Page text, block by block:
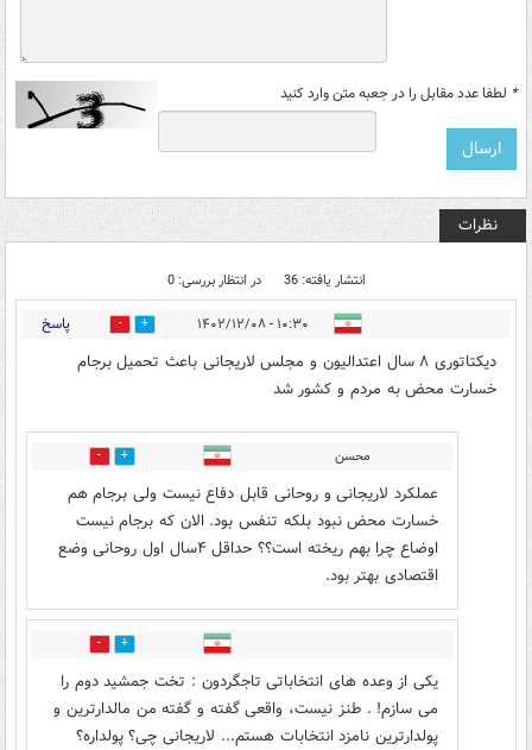
* لطفا عدد مقابل را در جعبه متن وارد کنید
نظرات
انتشار یافته: 36 در انتظار بررسی: 0
۱۰:۳۰ - ۱۴۰۲/۱۲/۰۸ 40 پاسخ
دیکتاتوری ۸ سال اعتدالیون و مجلس لاریجانی باعث تحمیل برجام
خسارت محض به مردم و کشور شد
محسن 45
عملکرد لاریجانی و روحانی قابل دفاع نیست ولی برجام هم
خسارت محض نبود بلکه تنفس بود. الان که برجام نیست
اوضاع چرا بهم ریخته است؟؟ حداقل ۴سال اول روحانی وضع
اقتصادی بهتر بود.
35
یکی از وعده های انتخاباتی تاجگردون : تخت جمشید دوم را
می سازم! . طنز نیست، واقعی گفته و گفته من مالدارترین و
پولدارترین نامزد انتخابات هستم... لاریجانی چی؟ پولداره؟